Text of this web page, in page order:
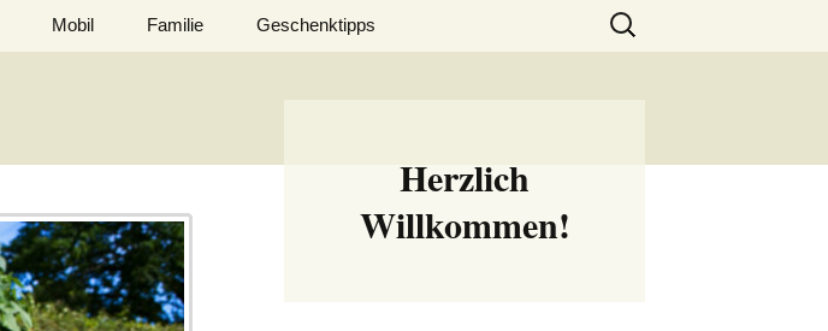
Mobil Familie Geschenktipps
Suchen
nach:
Herzlich
Willkommen!